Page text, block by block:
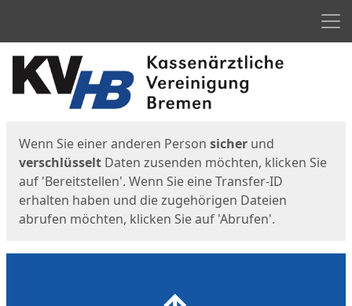
Start
Wenn Sie einer anderen Person sicher und
verschlüsselt Daten zusenden möchten, klicken Sie
auf 'Bereitstellen'. Wenn Sie eine Transfer-ID
erhalten haben und die zugehörigen Dateien
abrufen möchten, klicken Sie auf 'Abrufen'.